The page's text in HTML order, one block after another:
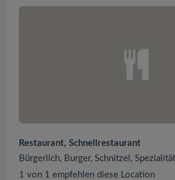
Restaurant, Schnellrestaurant
Bürgerlich, Burger, Schnitzel,
1 von 1 empfehlen diese Location